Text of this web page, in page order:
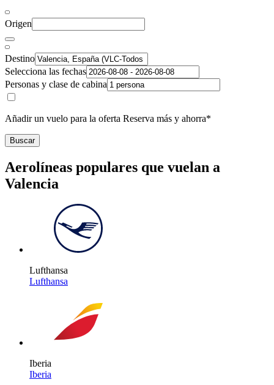
Origen
Destino
Selecciona las fechas
Personas y clase de cabina
Añadir un vuelo para la oferta Reserva más y ahorra*
Buscar
Aerolíneas populares que vuelan a
Valencia
Lufthansa
Lufthansa
Iberia
Iberia